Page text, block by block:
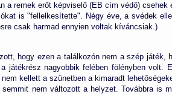
a remek erőt képviselő (EB cím védő) csehek
is "fellelkesítette". Négy éve, a svédek
csak harmad ennyien voltak kíváncsiak.)
hogy ezen a találkozón nem a szép játék,
játékrész nagyobbik felében fölényben
kellett a szünetben a kimaradt
nem változott a helyzet. Továbbra is